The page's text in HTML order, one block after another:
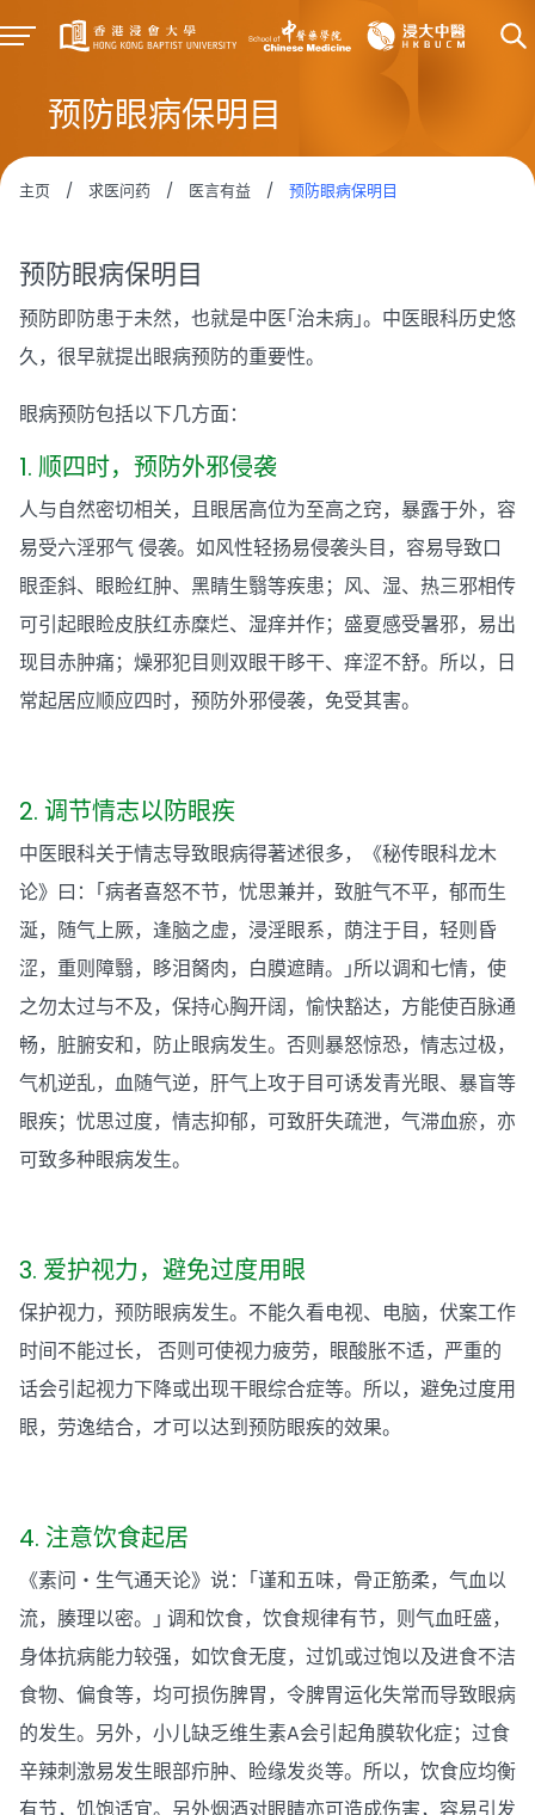
预防眼病保明目
主页 / 求医问药 / 医言有益 / 预防眼病保明目
预防眼病保明目
预防即防患于未然，也就是中医｢治未病｣。中医眼科历史悠
久，很早就提出眼病预防的重要性。
眼病预防包括以下几方面：
1. 顺四时，预防外邪侵袭
人与自然密切相关，且眼居高位为至高之窍，暴露于外，容
易受六淫邪气 侵袭。如风性轻扬易侵袭头目，容易导致口
眼歪斜、眼睑红肿、黑睛生翳等疾患；风、湿、热三邪相传
可引起眼睑皮肤红赤糜烂、湿痒并作；盛夏感受暑邪，易出
现目赤肿痛；燥邪犯目则双眼干眵干、痒涩不舒。所以，日
常起居应顺应四时，预防外邪侵袭，免受其害。
2. 调节情志以防眼疾
中医眼科关于情志导致眼病得著述很多，《秘传眼科龙木
论》曰：｢病者喜怒不节，忧思兼并，致脏气不平，郁而生
涎，随气上厥，逢脑之虚，浸淫眼系，荫注于目，轻则昏
涩，重则障翳，眵泪胬肉，白膜遮睛。｣所以调和七情，使
之勿太过与不及，保持心胸开阔，愉快豁达，方能使百脉通
畅，脏腑安和，防止眼病发生。否则暴怒惊恐，情志过极，
气机逆乱，血随气逆，肝气上攻于目可诱发青光眼、暴盲等
眼疾；忧思过度，情志抑郁，可致肝失疏泄，气滞血瘀，亦
可致多种眼病发生。
3. 爱护视力，避免过度用眼
保护视力，预防眼病发生。不能久看电视、电脑，伏案工作
时间不能过长， 否则可使视力疲劳，眼酸胀不适，严重的
话会引起视力下降或出现干眼综合症等。所以，避免过度用
眼，劳逸结合，才可以达到预防眼疾的效果。
4. 注意饮食起居
《素问‧生气通天论》说：｢谨和五味，骨正筋柔，气血以
流，腠理以密。｣ 调和饮食，饮食规律有节，则气血旺盛，
身体抗病能力较强，如饮食无度，过饥或过饱以及进食不洁
食物、偏食等，均可损伤脾胃，令脾胃运化失常而导致眼病
的发生。另外，小儿缺乏维生素A会引起角膜软化症；过食
辛辣刺激易发生眼部疖肿、睑缘发炎等。所以，饮食应均衡